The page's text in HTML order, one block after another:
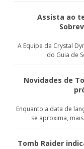
Assista ao
A Equipe da Crystal
do Guia de
Novidades de
Enquanto a data de
se aproxima,
Tomb Raider